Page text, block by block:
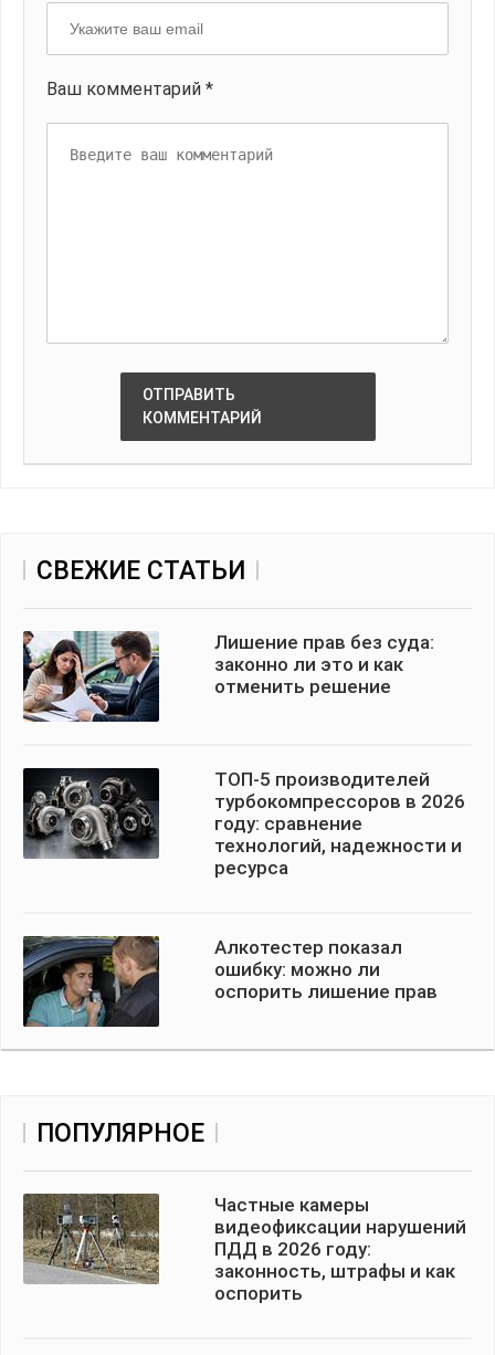
Ваш комментарий *
ОТПРАВИТЬ
КОММЕНТАРИЙ
СВЕЖИЕ СТАТЬИ
Лишение прав без суда:
законно ли это и как
отменить решение
ТОП-5 производителей
турбокомпрессоров в 2026
году: сравнение
технологий, надежности и
ресурса
Алкотестер показал
ошибку: можно ли
оспорить лишение прав
ПОПУЛЯРНОЕ
Частные камеры
видеофиксации нарушений
ПДД в 2026 году:
законность, штрафы и как
оспорить